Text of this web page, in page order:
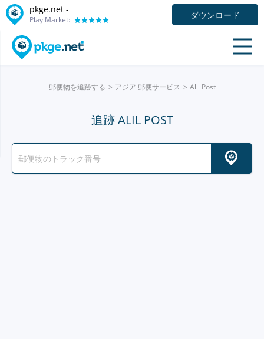
pkge.net -
Play Market: ダウンロード
郵便物を追跡する アジア 郵便サービス Alil Post
追跡 ALIL POST